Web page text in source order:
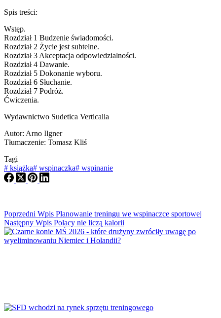
Spis treści:
Wstęp.
Rozdział 1 Budzenie świadomości.
Rozdział 2 Życie jest subtelne.
Rozdział 3 Akceptacja odpowiedzialności.
Rozdział 4 Dawanie.
Rozdział 5 Dokonanie wyboru.
Rozdział 6 Słuchanie.
Rozdział 7 Podróż.
Ćwiczenia.
Wydawnictwo Sudetica Verticalia
Autor: Arno Ilgner
Tłumaczenie: Tomasz Kliś
Tagi
# książka# wspinaczka# wspinanie
Poprzedni Wpis Planowanie treningu we wspinaczce sportowej
Następny Wpis Polacy nie liczą kalorii